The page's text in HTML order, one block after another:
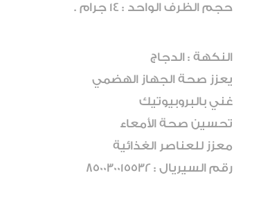
حجم الظرف الواحد : 14 جرام .
النكهة : الدجاج
يعزز صحة الجهاز الهضمي
غني بالبروبيوتيك
تحسين صحة الأمعاء
معزز للعناصر الغذائية
رقم السيريال : 850030015532